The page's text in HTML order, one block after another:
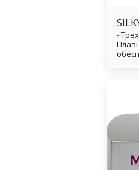
-